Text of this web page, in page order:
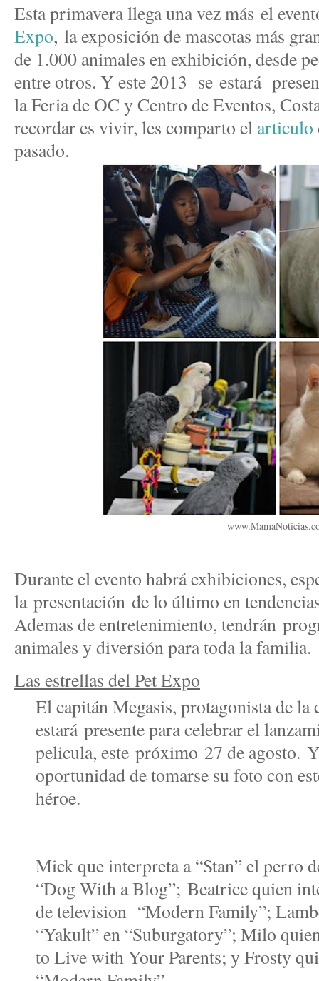
Esta primavera llega una vez más el
Expo, la exposición de mascotas más
de 1.000 animales en exhibición, desde
entre otros. Y este 2013 se estará
la Feria de OC y Centro de Eventos,
recordar es vivir, les comparto el articulo
pasado.
Durante el evento habrá exhibiciones,
la presentación de lo último en
Ademas de entretenimiento, tendrán
animales y diversión para toda la familia.
Las estrellas del Pet Expo
El capitán Megasis, protagonista de la
estará presente para celebrar el
pelicula, este próximo 27 de agosto.
oportunidad de tomarse su foto con
héroe.
Mick que interpreta a “Stan” el perro
“Dog With a Blog”; Beatrice quien
de television “Modern Family”;
“Yakult” en “Suburgatory”; Milo
to Live with Your Parents; y Frosty